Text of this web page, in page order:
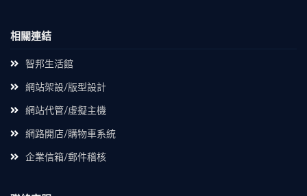
相關連結
智邦生活館
網站架設/版型設計
網站代管/虛擬主機
網路開店/購物車系統
企業信箱/郵件稽核